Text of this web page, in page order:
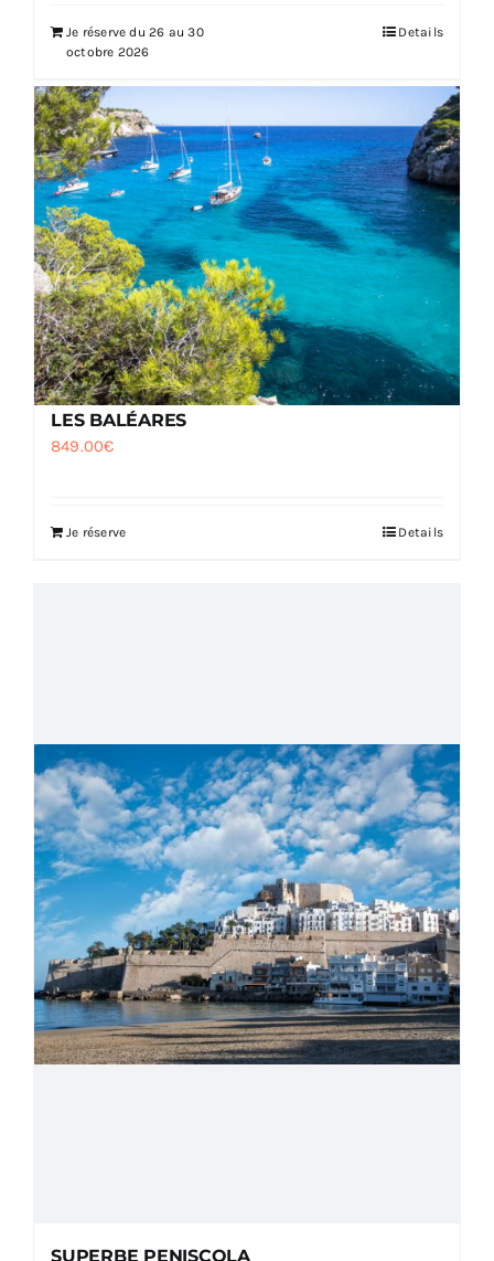
Je réserve du 26 au 30
octobre 2026
Details
LES BALÉARES
849.00€
Je réserve Details
SUPERBE PENISCOLA